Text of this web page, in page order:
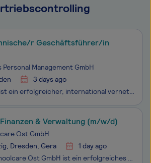
r Geschäftsführer/in
Management GmbH
3 days ago
Sachsen ist ein erfolgreicher, international vernetzter Wirtschaftsstandort mit einer großen Branchenvielfalt. Zur Unterstützung und Begleitung der sächsischen Wirtschaft unterhält der Freistaat Sachsen landeseigene Unternehmen. Um die Wirtschaftsförderung durch die Nutzung von Synergien und Effizie
& Verwaltung (m/w/d)
Ost GmbH
Dresden, Gera
1 day ago
Die myschoolcare Ost GmbH ist ein erfolgreiches und dynamisches Unternehmen mit rund 400 Mitarbeitenden im Bereich der sozialen Dienstleistungen und Eingliederungshilfen, das sich auf die persönliche Förderung von Kindern in Schulen und Kitas spezialisiert hat. Unser Ziel: Selbstbestimmung und Entwi